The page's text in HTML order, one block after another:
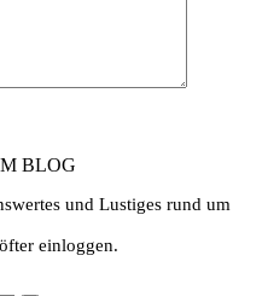
BLOG
und Lustiges rund um
einloggen.